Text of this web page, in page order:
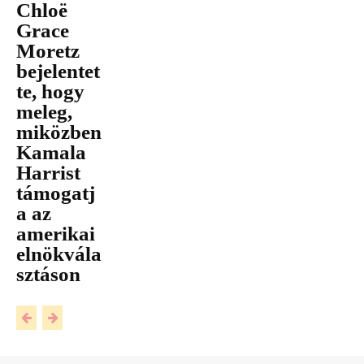
Chloë
Grace
Moretz
bejelentet
te, hogy
meleg,
miközben
Kamala
Harrist
támogatj
a az
amerikai
elnökvála
sztáson